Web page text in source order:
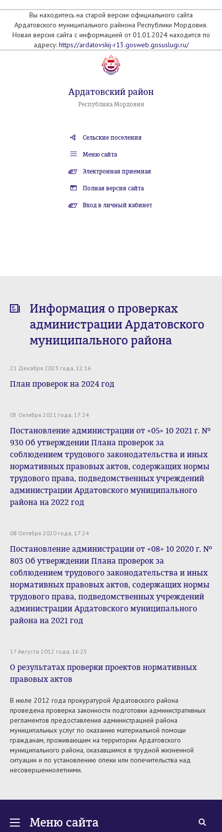
Вы находитесь на старой версии официального сайта
Ардатовского муниципального райнона Республики Мордовия.
Новая версия сайта с информацией от 01.01.2024 находится по
адресу: https://ardatovskij-r13.gosweb.gosuslugi.ru/
Ардатовский район
Республика Мордовия
Сельские поселения
Меню сайта
Электронная приемная
Полная версия сайта
Вход в личный кабинет
Информация о проверках
администрации Ардатовского
муниципального района
21 Декабря 2023 года, 12:16
План проверок на 2024 год
05 Октября 2021 года, 17:24
Постановление администрации от «05» 10 2021 г. №
930 Об утверждении Плана проверок за
соблюдением трудового законодательства и иных
нормативных правовых актов, содержащих нормы
трудового права, подведомственных учреждений
администрации Ардатовского муниципального
района на 2022 год
08 Октября 2020 года, 17:24
Постановление администрации от «08» 10 2020 г. №
803 Об утверждении Плана проверок за
соблюдением трудового законодательства и иных
нормативных правовых актов, содержащих нормы
трудового права, подведомственных учреждений
администрации Ардатовского муниципального
района на 2021 год
17 Августа 2012 года, 16:25
О результатах проверки проектов нормативных
правовых актов
В июле 2012 года прокуратурой Ардатовского района
проведена проверка законности подготовки административных
регламентов предоставления администрацией района
муниципальных услуг по оказанию материальной помощи
гражданам, проживающим на территории Ардатовского
муниципального района, оказавшимся в трудной жизненной
ситуации и по установлению опеки или попечительства над
несовершеннолетними.
Меню сайта